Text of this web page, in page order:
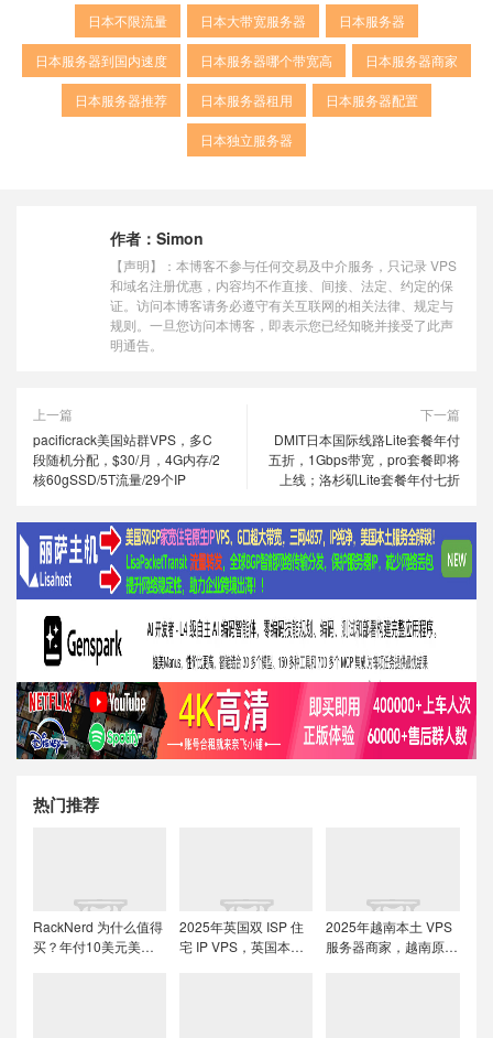
日本不限流量 日本大带宽服务器 日本服务器
日本服务器到国内速度 日本服务器哪个带宽高 日本服务器商家
日本服务器推荐 日本服务器租用 日本服务器配置
日本独立服务器
作者： Simon
【声明】：本博客不参与任何交易及中介服务，只记录 VPS
和域名注册优惠，内容均不作直接、间接、法定、约定的保
证。访问本博客请务必遵守有关互联网的相关法律、规定与
规则。一旦您访问本博客，即表示您已经知晓并接受了此声
明通告。
上一篇
pacificrack美国站群VPS，多C
段随机分配，$30/月，4G内存/2
核60gSSD/5T流量/29个IP
下一篇
DMIT日本国际线路Lite套餐年付
五折，1Gbps带宽，pro套餐即将
上线；洛杉矶Lite套餐年付七折
热门推荐
RackNerd 为什么值得
买？年付10美元美国
2025年英国双 ISP 住
宅 IP VPS，英国本土
2025年越南本土 VPS
服务器商家，越南原生